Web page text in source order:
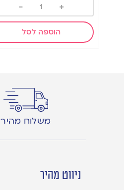
+
-
הוספה לסל
משלוח מהיר
ניווט מהיר